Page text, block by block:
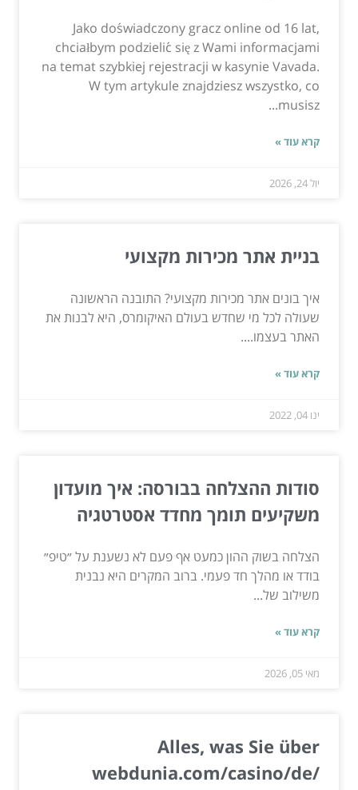
Jako doświadczony gracz online od 16 lat,
chciałbym podzielić się z Wami informacjami
na temat szybkiej rejestracji w kasynie Vavada.
W tym artykule znajdziesz wszystko, co
musisz...
קרא עוד »
יול 24, 2026
בניית אתר מכירות מקצועי
איך בונים אתר מכירות מקצועי? התובנה הראשונה
שעולה לכל מי שחדש בעולם האיקומרס, היא לבנות את
האתר בעצמו....
קרא עוד »
ינו 04, 2022
סודות ההצלחה בבורסה: איך מועדון
משקיעים תומך מחדד אסטרטגיה
הצלחה בשוק ההון כמעט אף פעם לא נשענת על ״טיפ״
בודד או מהלך חד פעמי. ברוב המקרים היא נבנית
משילוב של...
קרא עוד »
מאי 05, 2026
Alles, was Sie über
webdunia.com/casino/de/